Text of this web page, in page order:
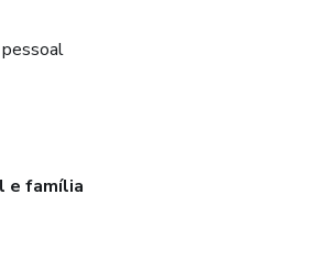
e família